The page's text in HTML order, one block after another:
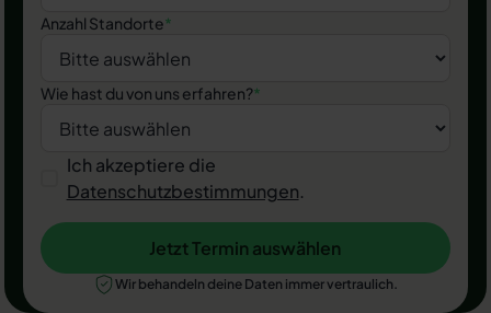
Anzahl Standorte*
Wie hast du von uns erfahren?*
Ich akzeptiere die
Datenschutzbestimmungen.
Jetzt Termin auswählen
Jetzt Termin auswählen
Wir behandeln deine Daten immer vertraulich.